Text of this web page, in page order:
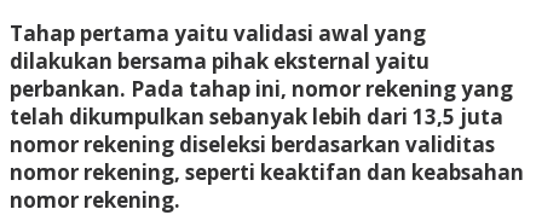
Tahap pertama yaitu validasi awal yang
dilakukan bersama pihak eksternal yaitu
perbankan. Pada tahap ini, nomor rekening yang
telah dikumpulkan sebanyak lebih dari 13,5 juta
nomor rekening diseleksi berdasarkan validitas
nomor rekening, seperti keaktifan dan keabsahan
nomor rekening.